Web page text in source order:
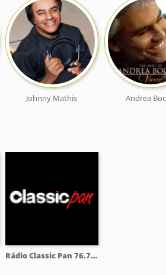
Johnny Mathis Andrea
Rádio Classic Pan 76.7 FM